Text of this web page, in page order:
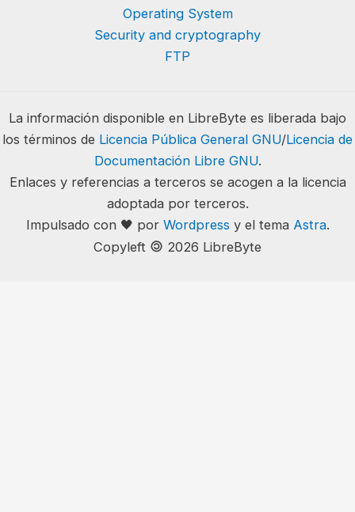
Operating System
Security and cryptography
FTP
La información disponible en LibreByte es liberada bajo
los términos de Licencia Pública General GNU/Licencia de
Documentación Libre GNU.
Enlaces y referencias a terceros se acogen a la licencia
adoptada por terceros.
Impulsado con 🖤 por Wordpress y el tema Astra.
Copyleft 🄯 2026 LibreByte